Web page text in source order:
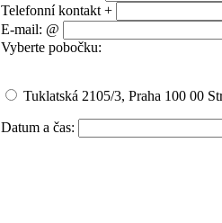
Telefonní kontakt +
E-mail: @
Vyberte pobočku:
Tuklatská 2105/3, Praha 100 00
Datum a čas: